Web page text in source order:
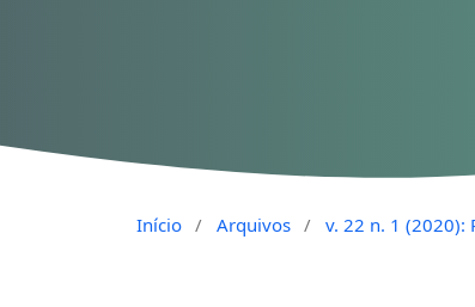
Início / Arquivos / v. 22 n. 1 (2020):